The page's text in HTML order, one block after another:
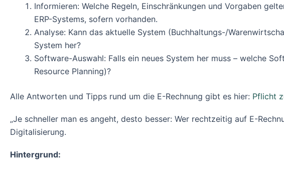
Informieren: Welche Regeln, Einschränkungen und Vorgaben
ERP-Systems, sofern vorhanden.
Analyse: Kann das aktuelle System (Buchhaltungs-/
System her?
Software-Auswahl: Falls ein neues System her muss – welche
Resource Planning)?
Alle Antworten und Tipps rund um die E-Rechnung gibt es hier: Pflicht
„Je schneller man es angeht, desto besser: Wer rechtzeitig auf E-
Digitalisierung.
Hintergrund: